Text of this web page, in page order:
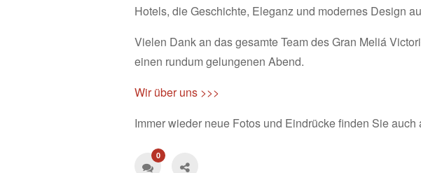
Hotels, die Geschichte, Eleganz und modernes Design
Vielen Dank an das gesamte Team des Gran Meliá
einen rundum gelungenen Abend.
Wir über uns >>>
Immer wieder neue Fotos und Eindrücke finden Sie auch
0